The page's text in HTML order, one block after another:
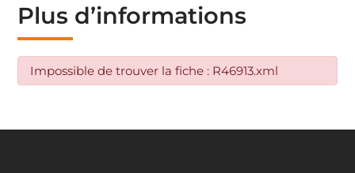
Plus d’informations
Impossible de trouver la fiche : R46913.xml